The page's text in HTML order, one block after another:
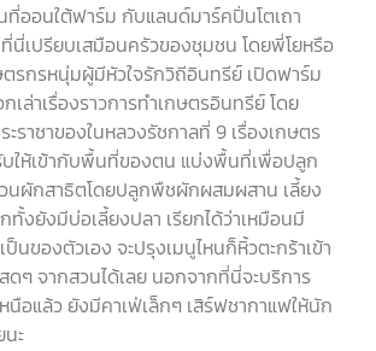
ออนใต้ฟาร์ม กับแลนด์มาร์คปิ่นโตเถา
เปรียบเสมือนครัวของชุมชน โดยพี่โยหรือ
รกรหนุ่มผู้มีหัวใจรักวิถีอินทรีย์ เปิดฟาร์ม
ล่าเรื่องราวการทำเกษตรอินทรีย์ โดย
ราชาของในหลวงรัชกาลที่ 9 เรื่องเกษตร
ให้เข้ากับพื้นที่ของตน แบ่งพื้นที่เพื่อปลูก
นผักสาธิตโดยปลูกพืชผักผสมผสาน เลี้ยง
ทั้งยังมีบ่อเลี้ยงปลา เรียกได้ว่าเหมือนมี
นของตัวเอง จะปรุงเมนูไหนก็หิ้วตะกร้าเข้า
ๆ จากสวนได้เลย นอกจากที่นี่จะบริการ
นือแล้ว ยังมีคาเฟ่เล็กๆ เสิร์ฟชากาแฟให้นัก
ะ